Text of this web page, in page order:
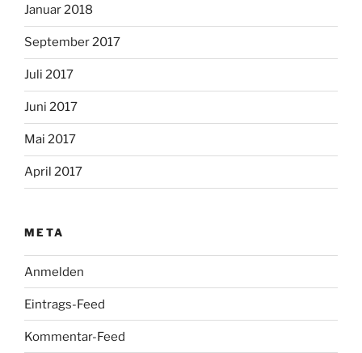
Januar 2018
September 2017
Juli 2017
Juni 2017
Mai 2017
April 2017
META
Anmelden
Eintrags-Feed
Kommentar-Feed